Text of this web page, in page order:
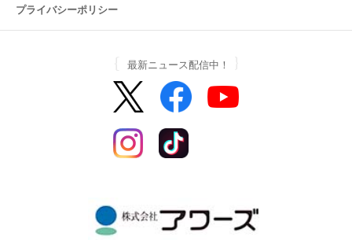
プライバシーポリシー
最新ニュース配信中！